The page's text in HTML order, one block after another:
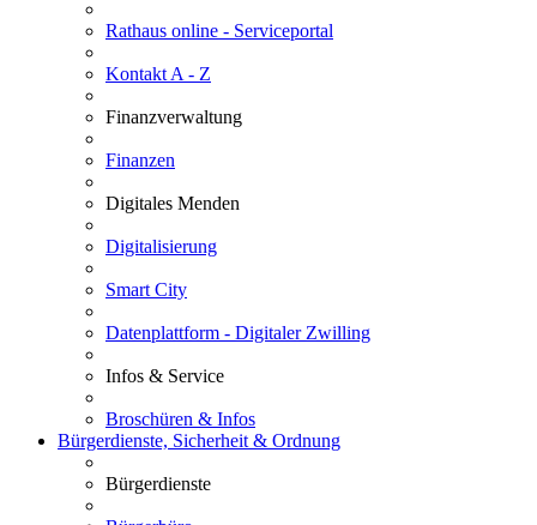
Rathaus online - Serviceportal
Kontakt A - Z
Finanzverwaltung
Finanzen
Digitales Menden
Digitalisierung
Smart City
Datenplattform - Digitaler Zwilling
Infos & Service
Broschüren & Infos
Bürgerdienste, Sicherheit & Ordnung
Bürgerdienste